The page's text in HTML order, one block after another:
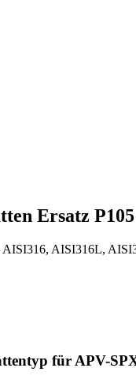
Ersatz
AISI316, AISI316L,
für APV-